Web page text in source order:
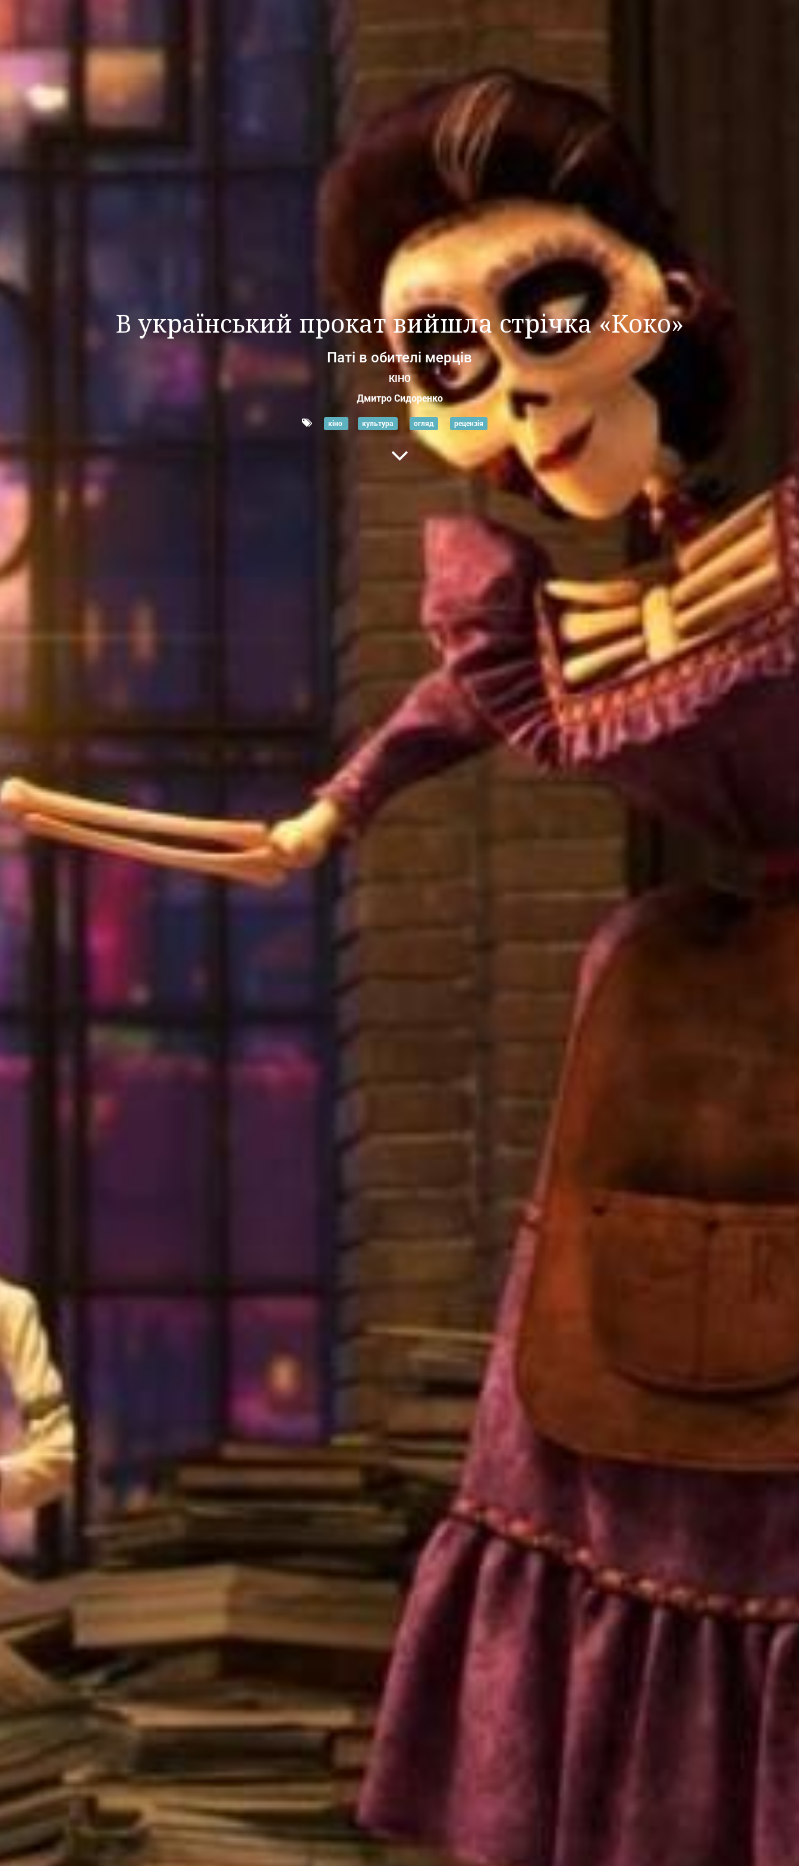
В український прокат вийшла стрічка «Коко»
Паті в обителі мерців
КІНО
Дмитро Сидоренко
кіно культура огляд рецензія